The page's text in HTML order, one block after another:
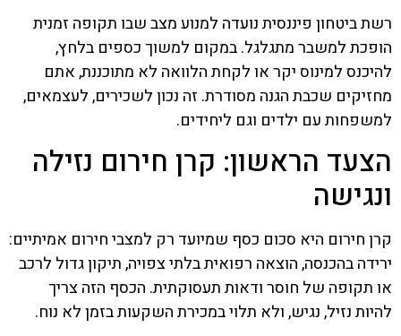
רשת ביטחון פיננסית נועדה למנוע מצב שבו תקופה זמנית
הופכת למשבר מתגלגל. במקום למשוך כספים בלחץ,
להיכנס למינוס יקר או לקחת הלוואה לא מתוכננת, אתם
מחזיקים שכבת הגנה מסודרת. זה נכון לשכירים, לעצמאים,
למשפחות עם ילדים וגם ליחידים.
הצעד הראשון: קרן חירום נזילה
ונגישה
קרן חירום היא סכום כסף שמיועד רק למצבי חירום אמיתיים:
ירידה בהכנסה, הוצאה רפואית בלתי צפויה, תיקון גדול לרכב
או תקופה של חוסר ודאות תעסוקתית. הכסף הזה צריך
להיות נזיל, נגיש, ולא תלוי במכירת השקעות בזמן לא נוח.